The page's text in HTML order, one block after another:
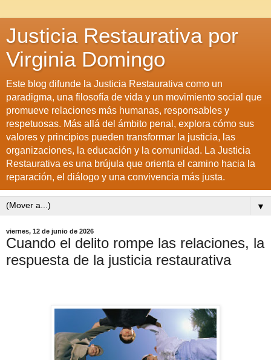
Justicia Restaurativa por
Virginia Domingo
Este blog difunde la Justicia Restaurativa como un
paradigma, una filosofía de vida y un movimiento social que
promueve relaciones más humanas, responsables y
respetuosas. Más allá del ámbito penal, explora cómo sus
valores y principios pueden transformar la justicia, las
organizaciones, la educación y la comunidad. La Justicia
Restaurativa es una brújula que orienta el camino hacia la
reparación, el diálogo y una convivencia más justa.
▼
viernes, 12 de junio de 2026
Cuando el delito rompe las relaciones, la
respuesta de la justicia restaurativa